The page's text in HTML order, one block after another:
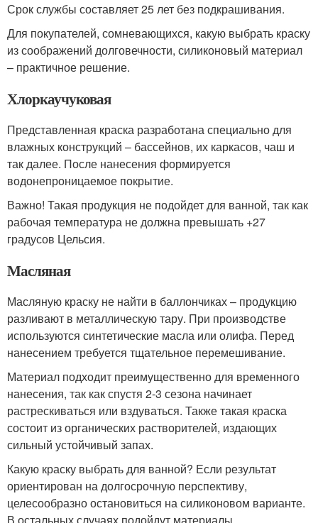
Срок службы составляет 25 лет без подкрашивания.
Для покупателей, сомневающихся, какую выбрать краску
из соображений долговечности, силиконовый материал
– практичное решение.
Хлоркаучуковая
Представленная краска разработана специально для
влажных конструкций – бассейнов, их каркасов, чаш и
так далее. После нанесения формируется
водонепроницаемое покрытие.
Важно! Такая продукция не подойдет для ванной, так как
рабочая температура не должна превышать +27
градусов Цельсия.
Масляная
Масляную краску не найти в баллончиках – продукцию
разливают в металлическую тару. При производстве
используются синтетические масла или олифа. Перед
нанесением требуется тщательное перемешивание.
Материал подходит преимущественно для временного
нанесения, так как спустя 2-3 сезона начинает
растрескиваться или вздуваться. Также такая краска
состоит из органических растворителей, издающих
сильный устойчивый запах.
Какую краску выбрать для ванной? Если результат
ориентирован на долгосрочную перспективу,
целесообразно остановиться на силиконовом варианте.